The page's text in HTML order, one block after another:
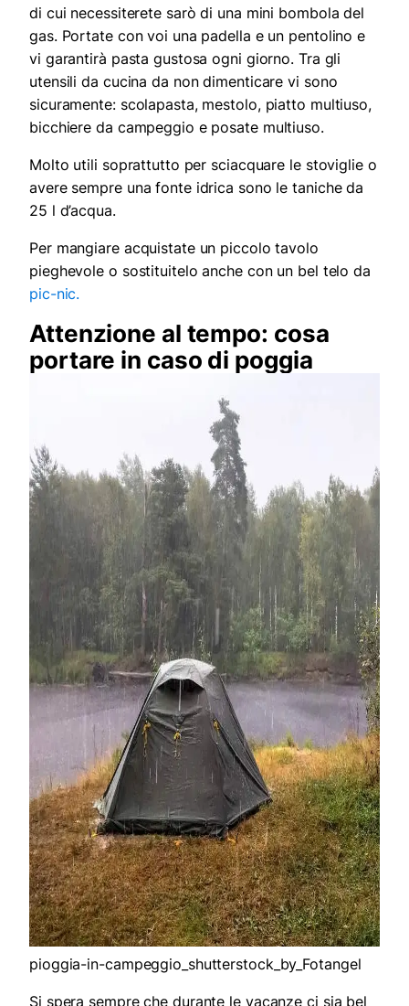
di cui necessiterete sarò di una mini bombola del
gas. Portate con voi una padella e un pentolino e
vi garantirà pasta gustosa ogni giorno. Tra gli
utensili da cucina da non dimenticare vi sono
sicuramente: scolapasta, mestolo, piatto multiuso,
bicchiere da campeggio e posate multiuso.
Molto utili soprattutto per sciacquare le stoviglie o
avere sempre una fonte idrica sono le taniche da
25 l d’acqua.
Per mangiare acquistate un piccolo tavolo
pieghevole o sostituitelo anche con un bel telo da
pic-nic.
Attenzione al tempo: cosa
portare in caso di poggia
pioggia-in-campeggio_shutterstock_by_Fotangel
Si spera sempre che durante le vacanze ci sia bel